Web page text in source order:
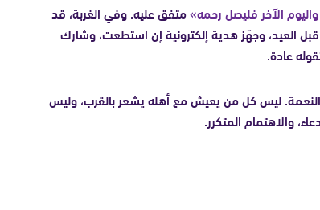
الآخر فليصل رحمه»متفق عليه. وفي الغربة، قد
قبل العيد، وجهّز هدية إلكترونية إن استطعت، وشارك
عادة.
النعمة. ليس كل من يعيش مع أهله يشعر بالقرب، وليس
والاهتمام المتكرر.